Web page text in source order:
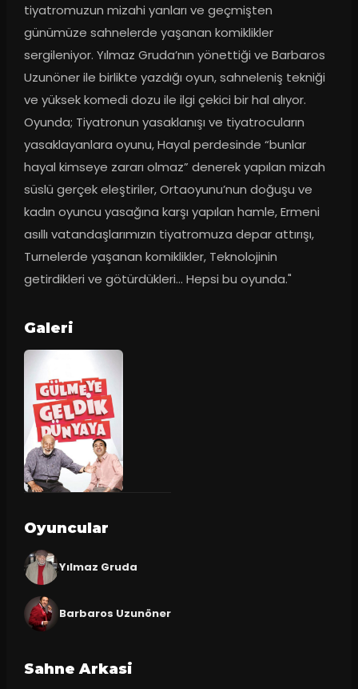
tiyatromuzun mizahi yanları ve geçmişten
günümüze sahnelerde yaşanan komiklikler
sergileniyor. Yılmaz Gruda’nın yönettiği ve Barbaros
Uzunöner ile birlikte yazdığı oyun, sahneleniş tekniği
ve yüksek komedi dozu ile ilgi çekici bir hal alıyor.
Oyunda; Tiyatronun yasaklanışı ve tiyatrocuların
yasaklayanlara oyunu, Hayal perdesinde “bunlar
hayal kimseye zararı olmaz” denerek yapılan mizah
süslü gerçek eleştiriler, Ortaoyunu’nun doğuşu ve
kadın oyuncu yasağına karşı yapılan hamle, Ermeni
asıllı vatandaşlarımızın tiyatromuza depar attırışı,
Turnelerde yaşanan komiklikler, Teknolojinin
getirdikleri ve götürdükleri… Hepsi bu oyunda."
Galeri
Oyuncular
Yılmaz Gruda
Barbaros Uzunöner
Sahne Arkasi